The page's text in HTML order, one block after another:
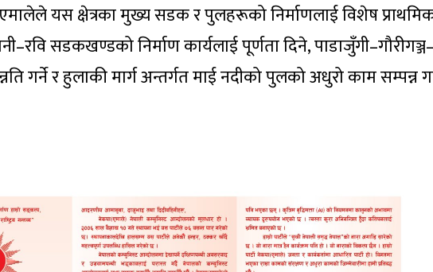
एमालेले यस क्षेत्रका मुख्य सडक र पुलहरूको निर्माणलाई विशेष
सडकखण्डको निर्माण कार्यलाई पूर्णता दिने,
गर्ने र हुलाकी मार्ग अन्तर्गत माई नदीको पुलको अधुरो काम सम्पन्न